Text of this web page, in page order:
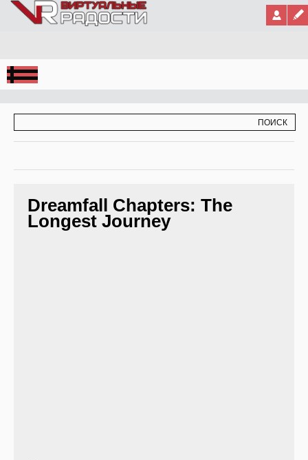
Jump to Navigation
Dreamfall Chapters: The
Longest Journey